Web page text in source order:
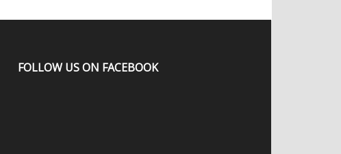
FOLLOW US ON FACEBOOK